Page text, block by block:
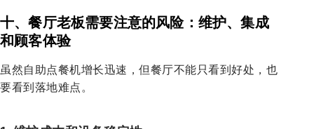
十、餐厅老板需要注意的风险：维护、集成
和顾客体验
虽然自助点餐机增长迅速，但餐厅不能只看到好处，也
要看到落地难点。